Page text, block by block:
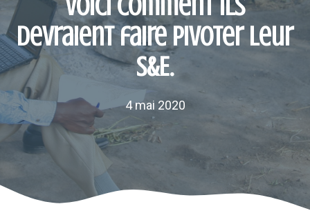
devraient faire pivoter leur
S&E.
4 mai 2020